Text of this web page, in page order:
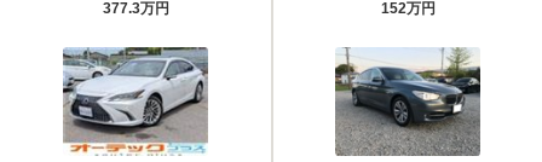
377.3万円 152万円